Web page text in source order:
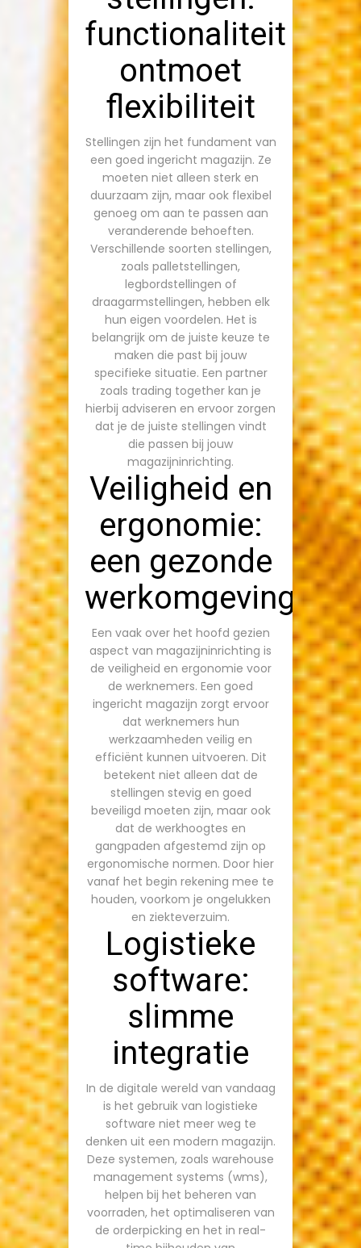
functionaliteit
ontmoet
flexibiliteit
Stellingen zijn het fundament van
een goed ingericht magazijn. Ze
moeten niet alleen sterk en
duurzaam zijn, maar ook flexibel
genoeg om aan te passen aan
veranderende behoeften.
Verschillende soorten stellingen,
zoals palletstellingen,
legbordstellingen of
draagarmstellingen, hebben elk
hun eigen voordelen. Het is
belangrijk om de juiste keuze te
maken die past bij jouw
specifieke situatie. Een partner
zoals trading together kan je
hierbij adviseren en ervoor zorgen
dat je de juiste stellingen vindt
die passen bij jouw
magazijninrichting.
Veiligheid en
ergonomie:
een gezonde
werkomgeving
Een vaak over het hoofd gezien
aspect van magazijninrichting is
de veiligheid en ergonomie voor
de werknemers. Een goed
ingericht magazijn zorgt ervoor
dat werknemers hun
werkzaamheden veilig en
efficiënt kunnen uitvoeren. Dit
betekent niet alleen dat de
stellingen stevig en goed
beveiligd moeten zijn, maar ook
dat de werkhoogtes en
gangpaden afgestemd zijn op
ergonomische normen. Door hier
vanaf het begin rekening mee te
houden, voorkom je ongelukken
en ziekteverzuim.
Logistieke
software:
slimme
integratie
In de digitale wereld van vandaag
is het gebruik van logistieke
software niet meer weg te
denken uit een modern magazijn.
Deze systemen, zoals warehouse
management systems (wms),
helpen bij het beheren van
voorraden, het optimaliseren van
de orderpicking en het in real-